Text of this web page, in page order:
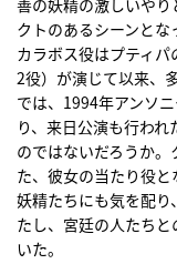
善の妖精の激しいや
クトのあるシーンとな
カラボス役はプティ
2役）が演じて以来、
では、1994年アンソ
り、来日公演も行わ
のではないだろうか
た、彼女の当たり役
妖精たちにも気を配
たし、宮廷の人たち
いた。